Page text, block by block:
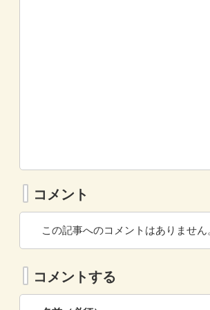
コメント
この記事へのコメントはありません
コメントする